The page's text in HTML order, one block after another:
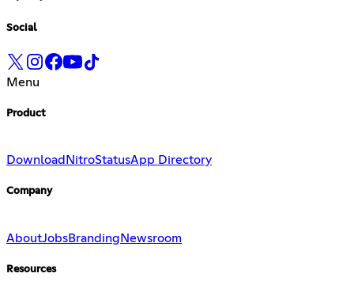
Social
Menu
Product
Download NitroStatusApp Directory
Company
AboutJobsBranding Newsroom
Resources